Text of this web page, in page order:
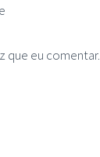
que eu comentar.